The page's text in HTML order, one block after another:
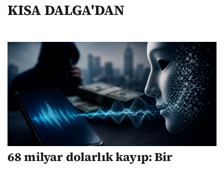
KISA DALGA'DAN
68 milyar dolarlık kayıp: Bir